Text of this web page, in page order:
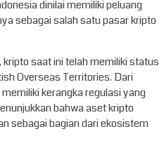
dinilai memiliki peluang
sebagai salah satu pasar kripto
, kripto saat ini telah memiliki status
Overseas Territories. Dari
kerangka regulasi yang
bahwa aset kripto
sebagai bagian dari ekosistem